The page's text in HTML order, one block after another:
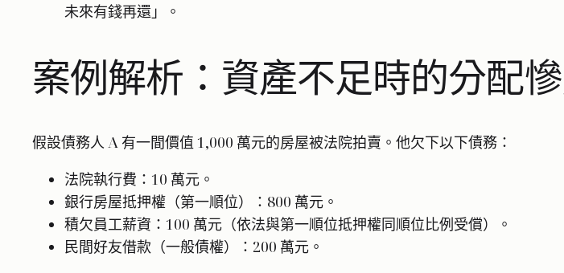
未來有錢再還」。
案例解析：資產不足時的分配
假設債務人 A 有一間價值 1,000 萬元的房屋被法院拍賣。他欠下以下債務：
法院執行費：10 萬元。
銀行房屋抵押權（第一順位）：800 萬元。
積欠員工薪資：100 萬元（依法與第一順位抵押權同順位比例受償）。
民間好友借款（一般債權）：200 萬元。